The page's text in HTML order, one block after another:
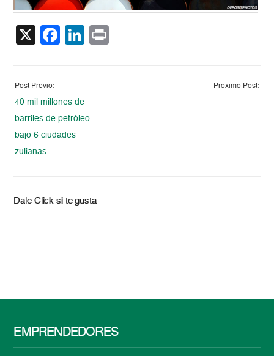
X Facebook
LinkedIn
Post Previo:
40 mil millones de
barriles de petróleo
bajo 6 ciudades
zulianas
Proximo Post:
Dale Click si te gusta
EMPRENDEDORES